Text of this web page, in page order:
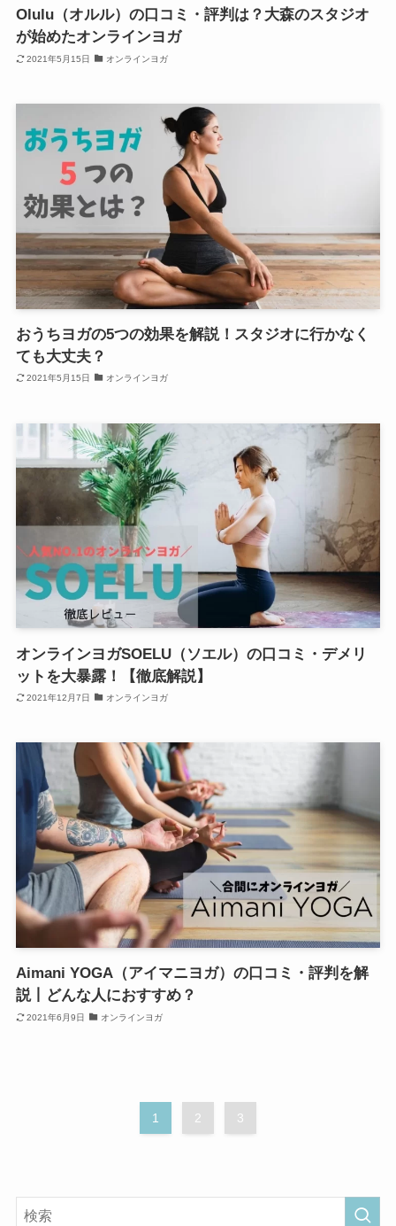
Olulu（オルル）の口コミ・評判は？大森のスタジオ
が始めたオンラインヨガ
2021年5月15日 オンラインヨガ
おうちヨガの5つの効果を解説！スタジオに行かなく
ても大丈夫？
2021年5月15日 オンラインヨガ
オンラインヨガSOELU（ソエル）の口コミ・デメリ
ットを大暴露！【徹底解説】
2021年12月7日 オンラインヨガ
Aimani YOGA（アイマニヨガ）の口コミ・評判を解
説丨どんな人におすすめ？
2021年6月9日 オンラインヨガ
1 2 3